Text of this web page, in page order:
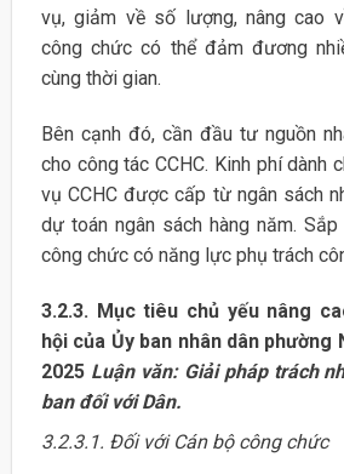
vụ, giảm về số lượng, nâng cao
công chức có thể đảm đương
cùng thời gian.
Bên cạnh đó, cần đầu tư nguồn
cho công tác CCHC. Kinh phí dành
vụ CCHC được cấp từ ngân sách
dự toán ngân sách hàng năm.
công chức có năng lực phụ trách
3.2.3. Mục tiêu chủ yếu nâng
hội của Ủy ban nhân dân phường
2025 Luận văn: Giải pháp trách
ban đối với Dân.
3.2.3.1. Đối với Cán bộ công chức